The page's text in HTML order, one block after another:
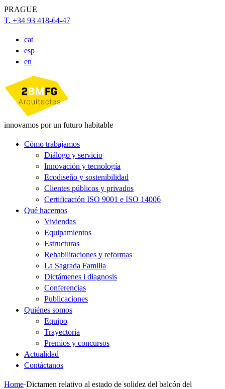
PRAGUE
T. +34 93 418-64-47
cat
esp
en
innovamos por un futuro habitable
Cómo trabajamos
Diálogo y servicio
Innovación y tecnología
Ecodiseño y sostenibilidad
Clientes públicos y privados
Certificación ISO 9001 e ISO 14006
Qué hacemos
Viviendas
Equipamientos
Estructuras
Rehabilitaciones y reformas
La Sagrada Familia
Dictámenes i diagnosis
Conferencias
Publicaciones
Quiénes somos
Equipo
Trayectoria
Premios y concursos
Actualidad
Contáctanos
Home·Dictamen relativo al estado de solidez del balcón del